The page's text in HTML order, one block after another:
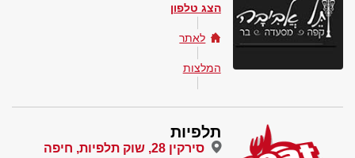
הצג טלפון
לאתר
המלצות
תלפיות
סירקין 28, שוק תלפיות, חיפה